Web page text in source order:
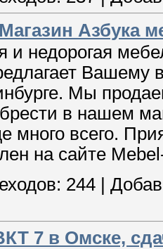
Азбука
и недорогая
Мы
в нашем
всего.
на сайте
244 |
7 в Омске,